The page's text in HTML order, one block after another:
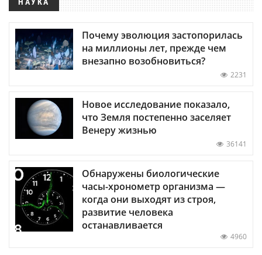
Почему эволюция застопорилась
на миллионы лет, прежде чем
внезапно возобновиться?
2231
Новое исследование показало,
что Земля постепенно заселяет
Венеру жизнью
36141
Обнаружены биологические
часы-хронометр организма —
когда они выходят из строя,
развитие человека
останавливается
4960